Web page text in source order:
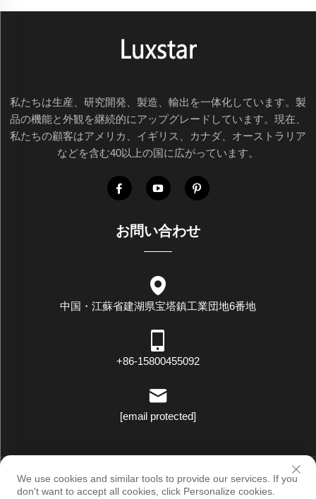
私たちは生産、研究開発、製造、輸出を一体化しています。製
品の機能と外観を継続的にアップグレードしています。現在、
私たちの顧客はアメリカ、イギリス、カナダ、オーストラリア
などを含む40以上の国に広がっています。
お問い合わせ
中国・江蘇省建湖県宝塔鎮工業団地6番地
+86-15800455092
[email protected]
著作権 © ラックスターアイディナストリー（ジャングスウ）株式
会社 すべての権利を保有します | プライバシーポリシー
We use cookies and similar tools to provide our services. If you
don't want to accept all cookies, click Personalize cookies.